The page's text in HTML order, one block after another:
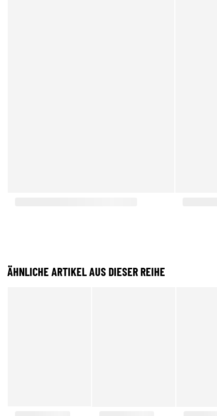
ÄHNLICHE ARTIKEL AUS DIESER REIHE